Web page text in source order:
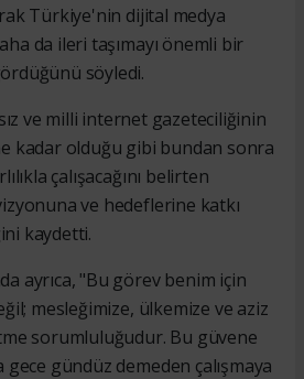
Türkiye'nin dijital medya
da ileri taşımayı önemli bir
söyledi.
ve milli internet gazeteciliğinin
kadar olduğu gibi bundan sonra
çalışacağını belirten
ve hedeflerine katkı
kaydetti.
ayrıca, "Bu görev benim için
mesleğimize, ülkemize ve aziz
sorumluluğudur. Bu güvene
gece gündüz demeden çalışmaya